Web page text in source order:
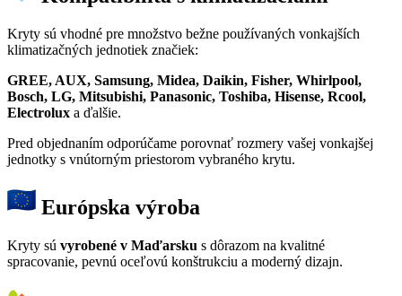
Kryty sú vhodné pre množstvo bežne používaných vonkajších
klimatizačných jednotiek značiek:
GREE, AUX, Samsung, Midea, Daikin, Fisher, Whirlpool,
Bosch, LG, Mitsubishi, Panasonic, Toshiba, Hisense, Rcool,
Electrolux a ďalšie.
Pred objednaním odporúčame porovnať rozmery vašej vonkajšej
jednotky s vnútorným priestorom vybraného krytu.
Európska výroba
Kryty sú vyrobené v Maďarsku s dôrazom na kvalitné
spracovanie, pevnú oceľovú konštrukciu a moderný dizajn.